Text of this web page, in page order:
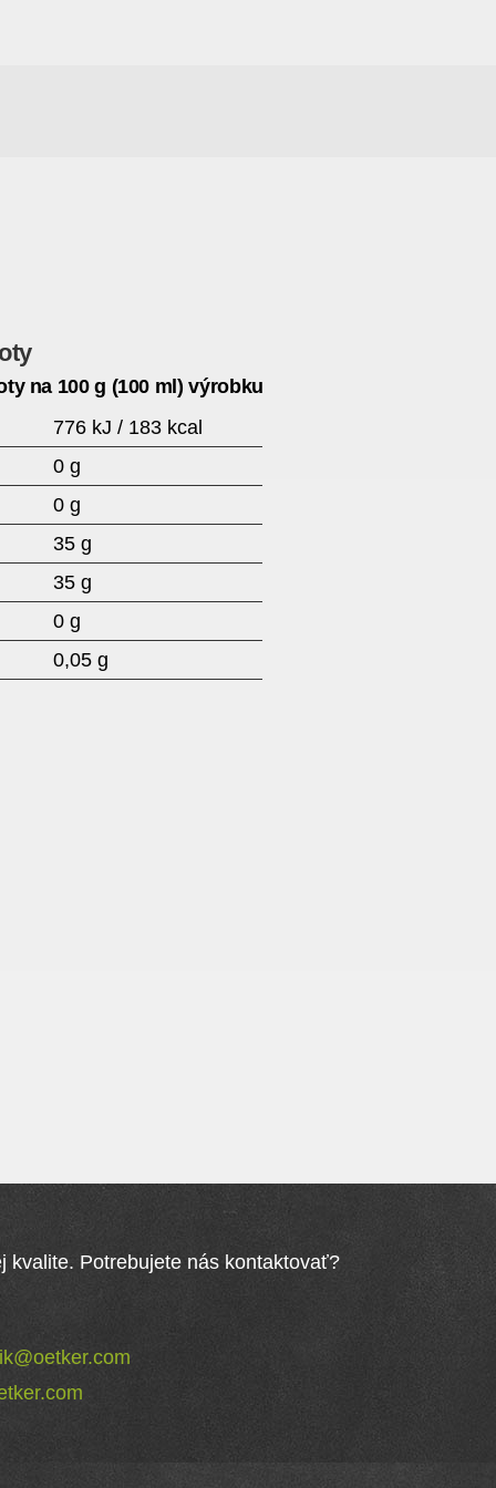
na 100 g (100 ml) výrobku
776 kJ / 183 kcal
0 g
0 g
35 g
35 g
0 g
0,05 g
kvalite. Potrebujete nás kontaktovať?